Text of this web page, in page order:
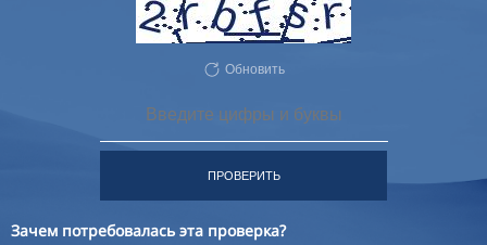
Обновить
ПРОВЕРИТЬ
Зачем потребовалась эта проверка?